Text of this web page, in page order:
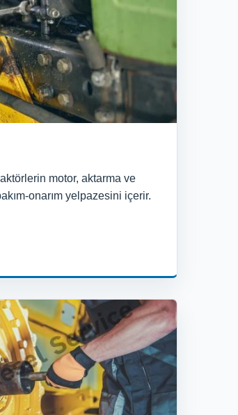
motor, aktarma ve
onarım yelpazesini içerir.